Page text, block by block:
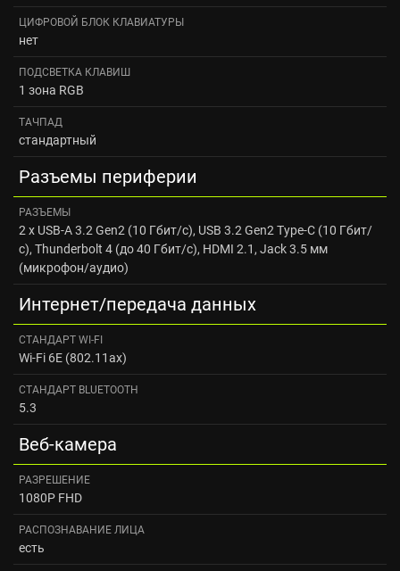
ЦИФРОВОЙ БЛОК КЛАВИАТУРЫ
нет
ПОДСВЕТКА КЛАВИШ
1 зона RGB
ТАЧПАД
стандартный
Разъемы периферии
РАЗЪЕМЫ
2 x USB-A 3.2 Gen2 (10 Гбит/с), USB 3.2 Gen2 Type-C (10 Гбит/
с), Thunderbolt 4 (до 40 Гбит/с), HDMI 2.1, Jack 3.5 мм
(микрофон/аудио)
Интернет/передача данных
CТАНДАРТ WI‑FI
Wi-Fi 6E (802.11ax)
CТАНДАРТ BLUETOOTH
5.3
Веб-камера
РАЗРЕШЕНИЕ
1080P FHD
РАСПОЗНАВАНИЕ ЛИЦА
есть